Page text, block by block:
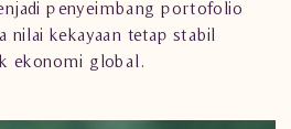
penyeimbang portofolio
nilai kekayaan tetap stabil
ekonomi global.